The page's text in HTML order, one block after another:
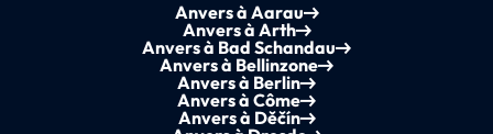
Anvers à Aarau
Anvers à Arth
Anvers à Bad Schandau
Anvers à Bellinzone
Anvers à Berlin
Anvers à Côme
Anvers à Děčín